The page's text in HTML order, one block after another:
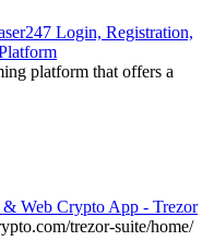
Login, Registration,
platform that offers a
Web Crypto App - Trezor
trezor-suite/home/